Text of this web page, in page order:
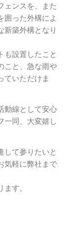
ェンスを、また
囲った外構によ
新築外構となり
も設置したこと
こと、急な雨や
ていただけま
動線として安心
一同、大変嬉し
して参りたいと
気軽に弊社まで
す。